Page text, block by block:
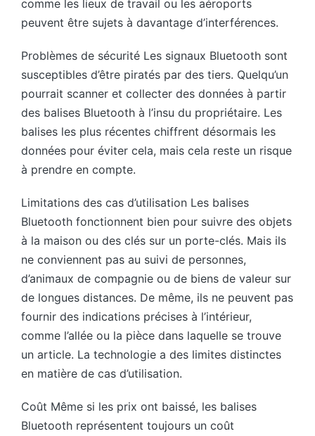
comme les lieux de travail ou les aéroports
peuvent être sujets à davantage d’interférences.
Problèmes de sécurité Les signaux Bluetooth sont
susceptibles d’être piratés par des tiers. Quelqu’un
pourrait scanner et collecter des données à partir
des balises Bluetooth à l’insu du propriétaire. Les
balises les plus récentes chiffrent désormais les
données pour éviter cela, mais cela reste un risque
à prendre en compte.
Limitations des cas d’utilisation Les balises
Bluetooth fonctionnent bien pour suivre des objets
à la maison ou des clés sur un porte-clés. Mais ils
ne conviennent pas au suivi de personnes,
d’animaux de compagnie ou de biens de valeur sur
de longues distances. De même, ils ne peuvent pas
fournir des indications précises à l’intérieur,
comme l’allée ou la pièce dans laquelle se trouve
un article. La technologie a des limites distinctes
en matière de cas d’utilisation.
Coût Même si les prix ont baissé, les balises
Bluetooth représentent toujours un coût